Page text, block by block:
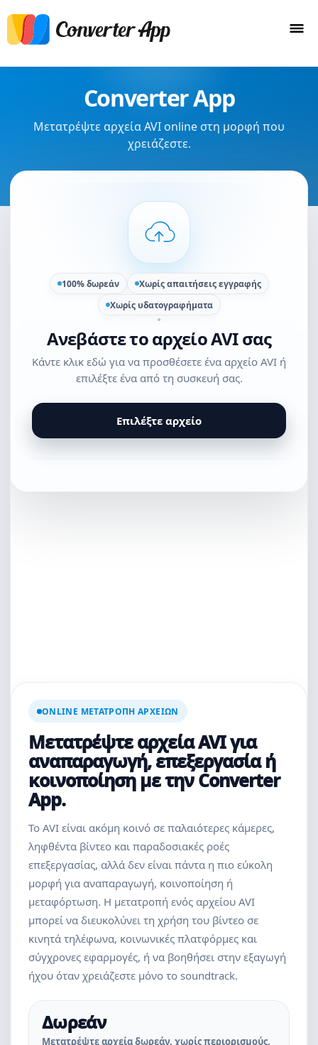
Converter App
Μετατρέψτε αρχεία AVI online στη μορφή που
χρειάζεστε.
100% δωρεάν
Χωρίς απαιτήσεις εγγραφής
Χωρίς υδατογραφήματα
Ανεβάστε το αρχείο AVI σας
Κάντε κλικ εδώ για να προσθέσετε ένα αρχείο AVI ή
επιλέξτε ένα από τη συσκευή σας.
Επιλέξτε αρχείο
ONLINE ΜΕΤΑΤΡΟΠΉ ΑΡΧΕΊΩΝ
Μετατρέψτε αρχεία AVI για
αναπαραγωγή, επεξεργασία ή
κοινοποίηση με την Converter
App.
Το AVI είναι ακόμη κοινό σε παλαιότερες κάμερες,
ληφθέντα βίντεο και παραδοσιακές ροές
επεξεργασίας, αλλά δεν είναι πάντα η πιο εύκολη
μορφή για αναπαραγωγή, κοινοποίηση ή
μεταφόρτωση. Η μετατροπή ενός αρχείου AVI
μπορεί να διευκολύνει τη χρήση του βίντεο σε
κινητά τηλέφωνα, κοινωνικές πλατφόρμες και
σύγχρονες εφαρμογές, ή να βοηθήσει στην εξαγωγή
ήχου όταν χρειάζεστε μόνο το soundtrack.
Δωρεάν
Μετατρέψτε αρχεία δωρεάν, χωρίς περιορισμούς,